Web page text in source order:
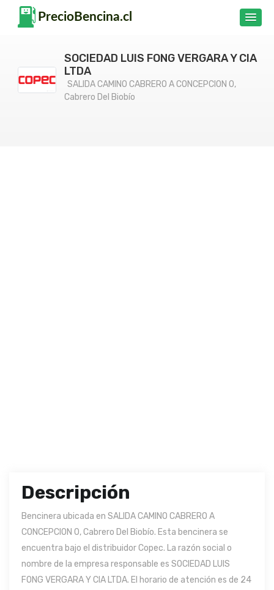
SOCIEDAD LUIS FONG VERGARA Y CIA
LTDA
SALIDA CAMINO CABRERO A CONCEPCION 0,
Cabrero Del Biobío
Descripción
Bencinera ubicada en SALIDA CAMINO CABRERO A
CONCEPCION 0, Cabrero Del Biobío. Esta bencinera se
encuentra bajo el distribuidor Copec. La razón social o
nombre de la empresa responsable es SOCIEDAD LUIS
FONG VERGARA Y CIA LTDA. El horario de atención es de 24